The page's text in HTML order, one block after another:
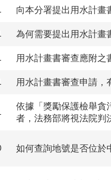
向本分署提出用水計畫
為何需要提出用水計畫
用水計畫書審查應附之
用水計畫書審查申請，
依據「獎勵保護檢舉貪
者，法務部將視法院判
如何查詢地號是否位於